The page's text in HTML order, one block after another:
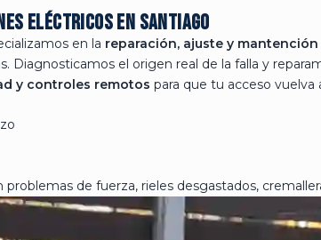
eléctricos en Santiago
en la reparación, ajuste y
Diagnosticamos el origen real de la falla y
y controles remotos para que tu acceso vuelva
problemas de fuerza, rieles desgastados,